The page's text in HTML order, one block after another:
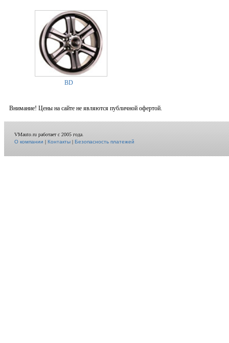
BD
Внимание! Цены на сайте не являются публичной офертой.
VMauto.ru работает с 2005 года.
О компании|Контакты|Безопасность платежей